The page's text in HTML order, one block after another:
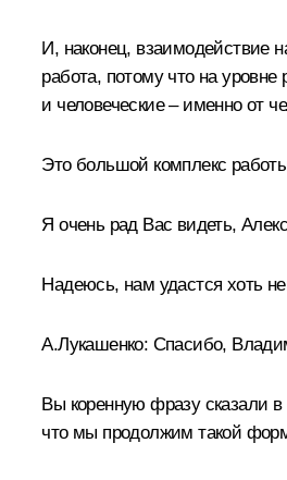
И, наконец, взаимодействие
работа, потому что на
и человеческие – именно от
Это большой комплекс
Я очень рад Вас видеть,
Надеюсь, нам удастся хоть
А.Лукашенко: Спасибо,
Вы коренную фразу сказали в
что мы продолжим такой